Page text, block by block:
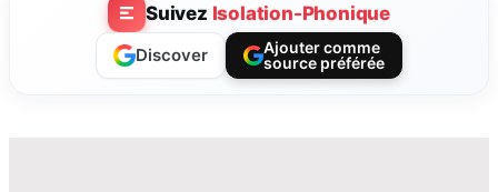
Suivez Isolation-Phonique
Discover
Ajouter comme
source préférée